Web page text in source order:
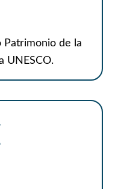
Patrimonio de la
UNESCO.